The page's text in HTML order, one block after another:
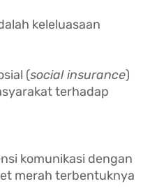
keleluasaan
(social insurance)
terhadap
komunikasi dengan
merah terbentuknya